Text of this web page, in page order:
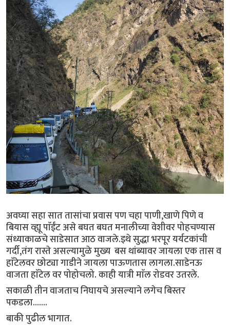
अवघ्या सहा सात तासांचा प्रवास पण चहा पाणी,खाणे पिणे व
बियास व्ह्यू पाॅईंट असे बघत बघत मनालीच्या वेशीवर पोहचण्यास
संध्याकाळचे साडेसात आठ वाजले.इथे सुद्धा भरपूर यर्यटकांची
गर्दी,तंग रास्ते असल्यामुळे मुख्य बस थांब्यावर जायला एक तास व
हाॅटेलवर छोट्या गाडीने जायला पाऊणतास लागला.साडेनऊ
वाजता हाॅटेल वर पोहोचलो. काही यात्री माॅल रोडवर उतरले.
सकाळी तीन वाजताच निघायचे असल्याने लगेच बिस्तर
पकडला.......
बाकी पुढील भागात.